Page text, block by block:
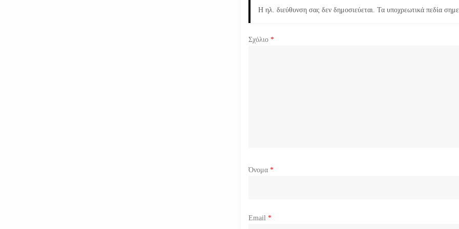
η
σ
ω
Η ηλ. διεύθυνση σας δεν δημοσιεύεται. Τα υποχρεωτικά πεδία
Σχόλιο*
Όνομα*
Email*